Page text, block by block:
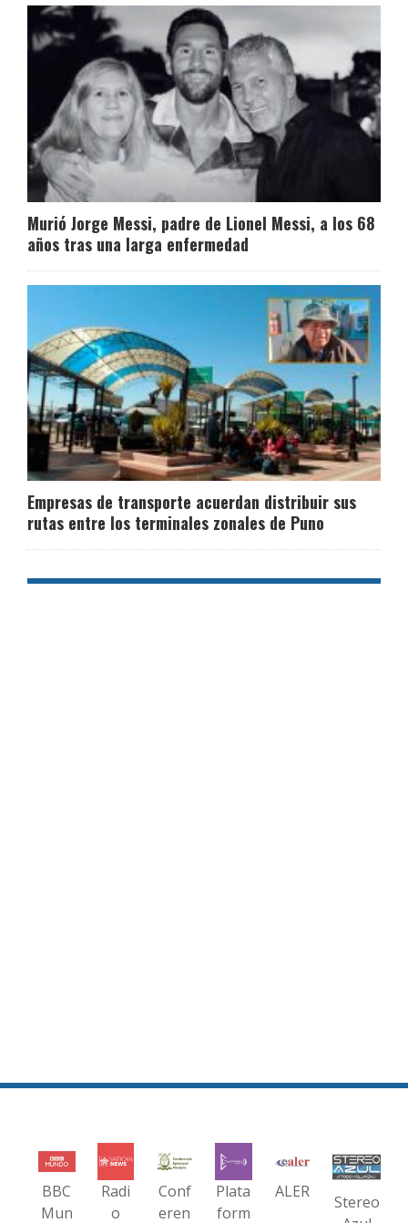
Murió Jorge Messi, padre de Lionel Messi, a los 68
años tras una larga enfermedad
Empresas de transporte acuerdan distribuir sus
rutas entre los terminales zonales de Puno
BBC
Mun
Radi
o
Conf
eren
Plata
form
ALER
Stereo